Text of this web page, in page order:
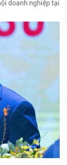
doanh nghiệp tại